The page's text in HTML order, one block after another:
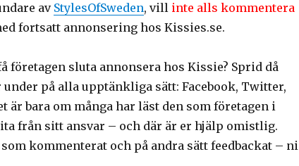
av StylesOfSweden, villinte alls kommentera
fortsatt annonsering hos Kissies.se.
företagen sluta annonsera hos Kissie? Sprid då
på alla upptänkliga sätt: Facebook, Twitter,
är bara om många har läst den som företagen i
från sitt ansvar – och där är er hjälp omistlig.
kommenterat och på andra sätt feedbackat – ni